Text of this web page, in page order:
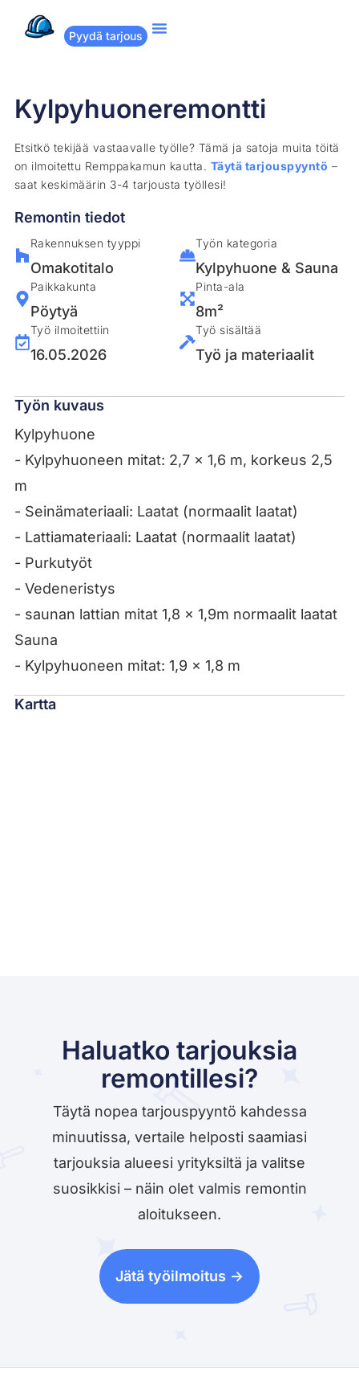
Pyydä tarjous
Kylpyhuoneremontti
Etsitkö tekijää vastaavalle työlle? Tämä ja satoja muita töitä
on ilmoitettu Remppakamun kautta. Täytä tarjouspyyntö –
saat keskimäärin 3-4 tarjousta työllesi!
Remontin tiedot
Rakennuksen tyyppi
Omakotitalo
Paikkakunta
Pöytyä
Työ ilmoitettiin
16.05.2026
Työn kategoria
Kylpyhuone & Sauna
Pinta-ala
8m²
Työ sisältää
Työ ja materiaalit
Työn kuvaus
Kylpyhuone
- Kylpyhuoneen mitat: 2,7 x 1,6 m, korkeus 2,5
m
- Seinämateriaali: Laatat (normaalit laatat)
- Lattiamateriaali: Laatat (normaalit laatat)
- Purkutyöt
- Vedeneristys
- saunan lattian mitat 1,8 x 1,9m normaalit laatat
Sauna
- Kylpyhuoneen mitat: 1,9 x 1,8 m
Kartta
Haluatko tarjouksia
remontillesi?
Täytä nopea tarjouspyyntö kahdessa
minuutissa, vertaile helposti saamiasi
tarjouksia alueesi yrityksiltä ja valitse
suosikkisi – näin olet valmis remontin
aloitukseen.
Jätä työilmoitus ->